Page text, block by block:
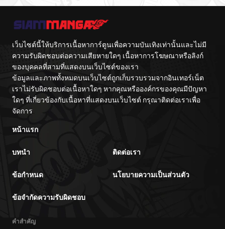
เว็บไซต์นี้ให้บริการเนื้อหาการ์ตูนเพื่อความบันเทิงเท่านั้นและไม่มี
ความรับผิดชอบต่อความเสียหายใดๆ เนื้อหาการโฆษณาหรือลิงก์
ของบุคคลที่สามที่แสดงบนเว็บไซต์ของเรา
ข้อมูลและภาพทั้งหมดบนเว็บไซต์ถูกเก็บรวบรวมจากอินเทอร์เน็ต
เราไม่รับผิดชอบต่อเนื้อหาใดๆ หากคุณหรือองค์กรของคุณมีปัญหา
ใดๆ ที่เกี่ยวข้องกับเนื้อหาที่แสดงบนเว็บไซต์ กรุณาติดต่อเราเพื่อ
จัดการ
หน้าแรก
บทนำ ติดต่อเรา
ข้อกำหนด นโยบายความเป็นส่วนตัว
ข้อจำกัดความรับผิดชอบ
คำสำคัญ